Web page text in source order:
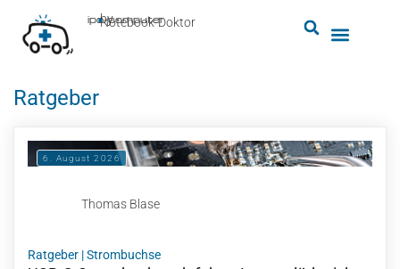
Notebook-Doktor
by
■
ipc-computer
Ratgeber
6. August 2026
Thomas Blase
Ratgeber |Strombuchse